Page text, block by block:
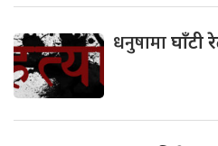
धनुषामाघाँटी